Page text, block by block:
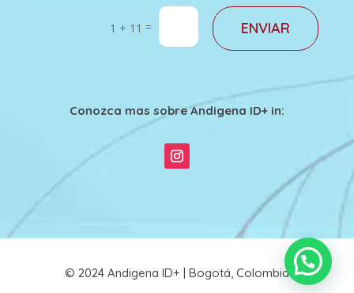
1 + 11 = ENVIAR
Conozca mas sobre Andigena ID+ in:
© 2024 Andigena ID+ | Bogotá, Colombia